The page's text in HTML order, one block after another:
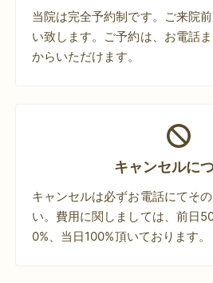
当院は完全予約制です。ご来院
い致します。ご予約は、お電話
からいただけます。
キャンセルに
キャンセルは必ずお電話にてそ
い。費用に関しましては、前日
0%、当日100%頂いております。